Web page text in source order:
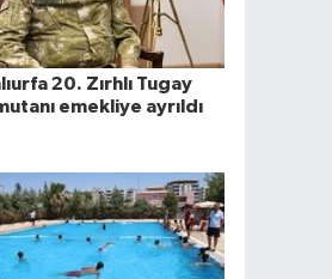
20. Zırhlı Tugay
emekliye ayrıldı